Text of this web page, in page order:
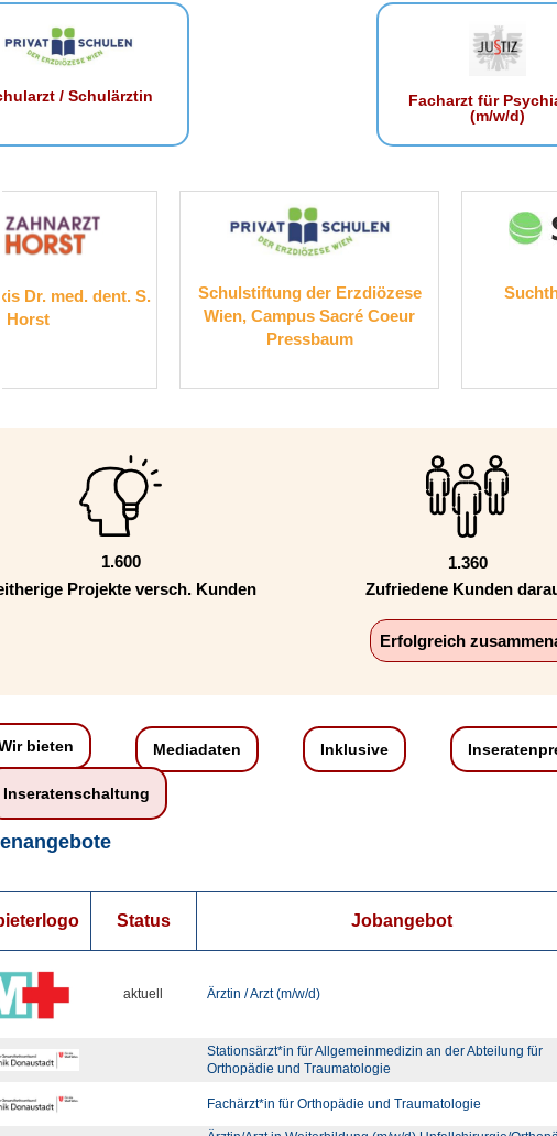
/ Schulärztin
Facharzt für
(m/w/d)
Schulstiftung der Erzdiözese
Wien, Campus Sacré Coeur
Suchthilfe Wien GmbH
1.600
Projekte versch. Kunden
1.360
Zufriedene Kunden
Erfolgreich
bieten Mediadaten Inklusive
Inseratenschaltung
Status Jobangebot
aktuell Ärztin / Arzt (m/w/d)
Stationsärzt*in für Allgemeinmedizin an der Abteilung für
Orthopädie und Traumatologie
Fachärzt*in für Orthopädie und Traumatologie